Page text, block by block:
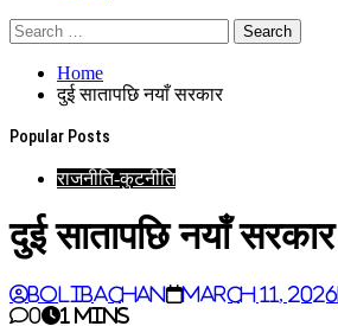
Home
दुई सातापछि नयाँ सरकार
Popular Posts
राजनीति-कुटनीति
दुई सातापछि नयाँ सरकार
BoliBachan March 11, 2026
0
1 mins